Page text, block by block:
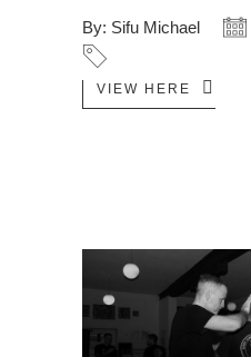
By: Sifu Michael
VIEW HERE